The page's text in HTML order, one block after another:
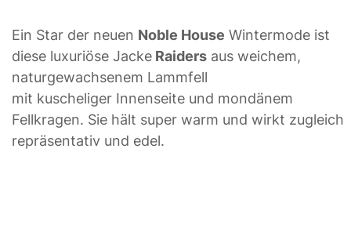
Ein Star der neuen Noble House Wintermode ist
diese luxuriöse Jacke Raiders aus weichem,
naturgewachsenem Lammfell
mit kuscheliger Innenseite und mondänem
Fellkragen. Sie hält super warm und wirkt zugleich
repräsentativ und edel.